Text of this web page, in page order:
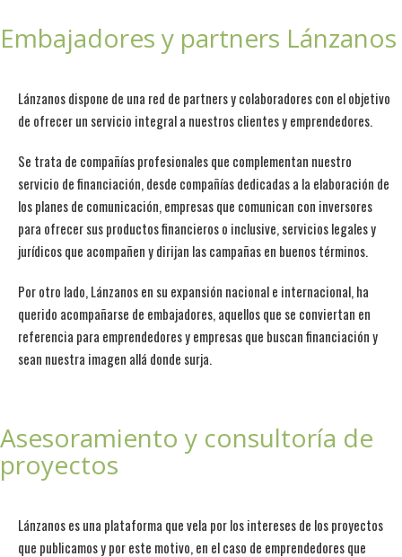
Embajadores y partners Lánzanos
Lánzanos dispone de una red de partners y colaboradores con el objetivo
de ofrecer un servicio integral a nuestros clientes y emprendedores.
Se trata de compañías profesionales que complementan nuestro
servicio de financiación, desde compañías dedicadas a la elaboración de
los planes de comunicación, empresas que comunican con inversores
para ofrecer sus productos financieros o inclusive, servicios legales y
jurídicos que acompañen y dirijan las campañas en buenos términos.
Por otro lado, Lánzanos en su expansión nacional e internacional, ha
querido acompañarse de embajadores, aquellos que se conviertan en
referencia para emprendedores y empresas que buscan financiación y
sean nuestra imagen allá donde surja.
Asesoramiento y consultoría de
proyectos
Lánzanos es una plataforma que vela por los intereses de los proyectos
que publicamos y por este motivo, en el caso de emprendedores que